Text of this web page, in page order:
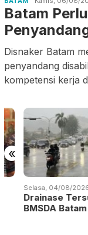
Batam
Disnaker Batam
penyandang
kompetensi kerja
«
Selasa, 04/08/2026 -
Drainase
BMSDA Batam